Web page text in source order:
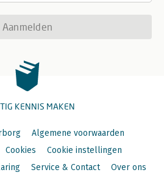
Aanmelden
KENNIS MAKEN
Algemene voorwaarden
Cookies
Cookie instellingen
Service & Contact Over ons